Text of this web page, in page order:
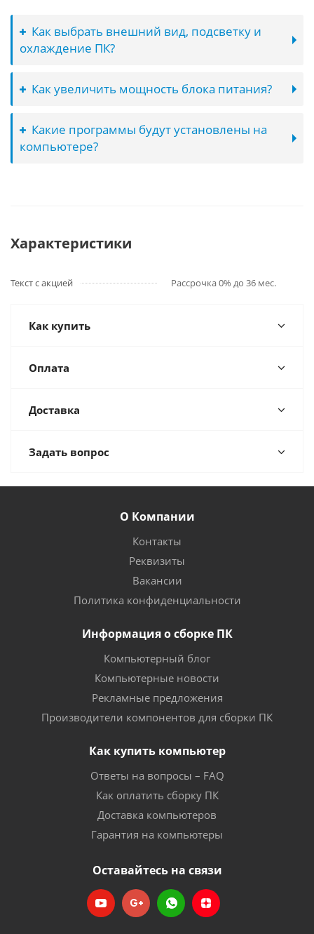
Как выбрать внешний вид, подсветку и
охлаждение ПК?
Как увеличить мощность блока питания?
Какие программы будут установлены на
компьютере?
Характеристики
Текст с акцией Рассрочка 0% до 36 мес.
Как купить
Оплата
Доставка
Задать вопрос
О Компании
Контакты
Реквизиты
Вакансии
Политика конфиденциальности
Информация о сборке ПК
Компьютерный блог
Компьютерные новости
Рекламные предложения
Производители компонентов для сборки ПК
Как купить компьютер
Ответы на вопросы – FAQ
Как оплатить сборку ПК
Доставка компьютеров
Гарантия на компьютеры
Оставайтесь на связи